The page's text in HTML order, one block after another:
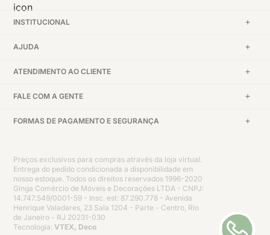
INSTITUCIONAL
AJUDA
ATENDIMENTO AO CLIENTE
FALE COM A GENTE
FORMAS DE PAGAMENTO E SEGURANÇA
Preços exclusivos para compras através da loja virtual.
Entrega do pedido condicionada a disponibilidade em
nosso estoque. Todos os direitos reservados 1996-2020
Ginga Comércio de Móveis e Decorações LTDA - CNPJ:
14.747.549/0001-59 - Insc. est: 87.290.778 - Avenida
Henrique Valadares, 23 Sala 1204 - Parte - Centro, Rio
de Janeiro - RJ 20231-030
Tecnologia: VTEX, Deco